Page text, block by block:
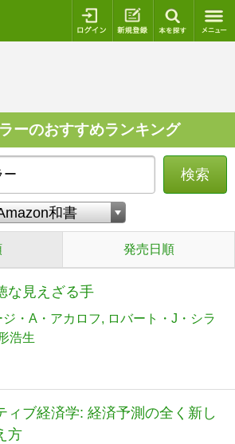
ログイン 新規登録
ーのおすすめランキング
検索
発売日順
な見えざる手
ジ・A・アカロフ
ロバート・J・シラ
浩生
ィブ経済学: 経済予測の全く新し
方